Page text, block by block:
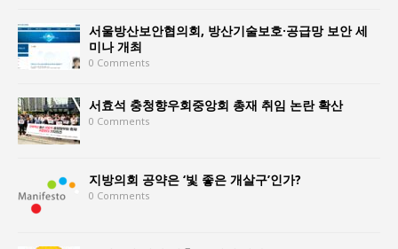
서울방산보안협의회, 방산기술보호·공급망 보안 세
미나 개최
0 Comments
서효석 충청향우회중앙회 총재 취임 논란 확산
0 Comments
지방의회 공약은 ‘빛 좋은 개살구’인가?
0 Comments